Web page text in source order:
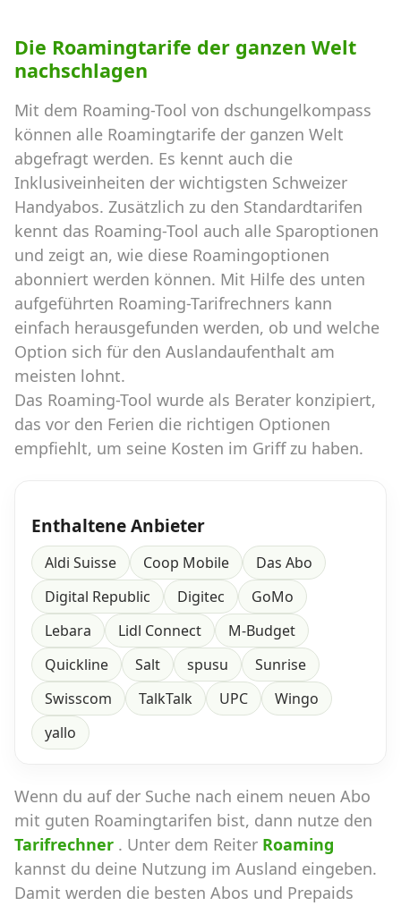
Die Roamingtarife der ganzen Welt
nachschlagen
Mit dem Roaming-Tool von dschungelkompass
können alle Roamingtarife der ganzen Welt
abgefragt werden. Es kennt auch die
Inklusiveinheiten der wichtigsten Schweizer
Handyabos. Zusätzlich zu den Standardtarifen
kennt das Roaming-Tool auch alle Sparoptionen
und zeigt an, wie diese Roamingoptionen
abonniert werden können. Mit Hilfe des unten
aufgeführten Roaming-Tarifrechners kann
einfach herausgefunden werden, ob und welche
Option sich für den Auslandaufenthalt am
meisten lohnt.
Das Roaming-Tool wurde als Berater konzipiert,
das vor den Ferien die richtigen Optionen
empfiehlt, um seine Kosten im Griff zu haben.
Enthaltene Anbieter
Aldi Suisse Coop Mobile
Das Abo
Digital Republic
Digitec
GoMo
Lebara
Lidl Connect
M-Budget
Quickline
Salt spusu
Sunrise
Swisscom
TalkTalk UPC
Wingo
yallo
Wenn du auf der Suche nach einem neuen Abo
mit guten Roamingtarifen bist, dann nutze den
Tarifrechner . Unter dem Reiter Roaming
kannst du deine Nutzung im Ausland eingeben.
Damit werden die besten Abos und Prepaids